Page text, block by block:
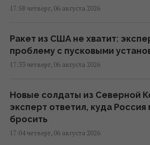
17:58 четверг, 06 августа 2026
Ракет из США не хватит:
проблему с пусковыми
17:33 четверг, 06 августа 2026
Новые солдаты из Северной
эксперт ответил, куда
бросить
17:04 четверг, 06 августа 2026